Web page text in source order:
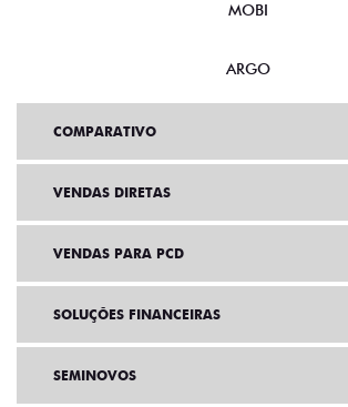
MOBI
ARGO
COMPARATIVO
VENDAS DIRETAS
VENDAS PARA PCD
SOLUÇÕES FINANCEIRAS
SEMINOVOS